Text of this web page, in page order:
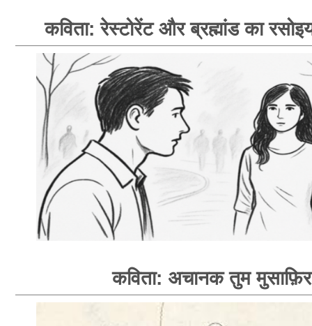
कविता: रेस्टोरेंट और ब्रह्मांड का
कविता: अचानक तुम मुसाफ़िर